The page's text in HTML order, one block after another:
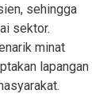
sehingga
sektor.
minat
lapangan